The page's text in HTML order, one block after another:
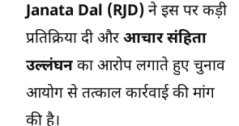
Janata Dal (RJD) ने इस पर कड़ी
प्रतिक्रिया दी और आचार संहिता
उल्लंघन का आरोप लगाते हुए चुनाव
आयोग से तत्काल कार्रवाई की मांग
की है।